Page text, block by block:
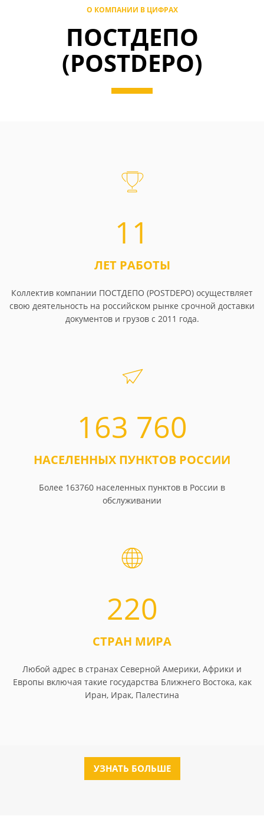
О КОМПАНИИ В ЦИФРАХ
ПОСТДЕПО
(POSTDEPO)
11
ЛЕТ РАБОТЫ
Коллектив компании ПОСТДЕПО (POSTDEPO) осуществляет
свою деятельность на российском рынке срочной доставки
документов и грузов с 2011 года.
163 760
НАСЕЛЕННЫХ ПУНКТОВ РОССИИ
Более 163760 населенных пунктов в России в
обслуживании
220
СТРАН МИРА
Любой адрес в странах Северной Америки, Африки и
Европы включая такие государства Ближнего Востока, как
Иран, Ирак, Палестина
УЗНАТЬ БОЛЬШЕ